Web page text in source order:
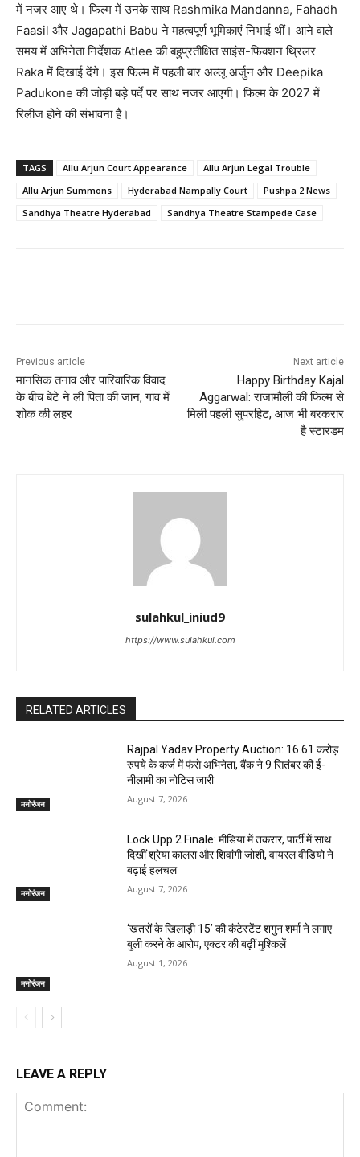
में नजर आए थे। फिल्म में उनके साथ Rashmika Mandanna, Fahadh
Faasil और Jagapathi Babu ने महत्वपूर्ण भूमिकाएं निभाई थीं। आने वाले
समय में अभिनेता निर्देशक Atlee की बहुप्रतीक्षित साइंस-फिक्शन थ्रिलर
Raka में दिखाई देंगे। इस फिल्म में पहली बार अल्लू अर्जुन और Deepika
Padukone की जोड़ी बड़े पर्दे पर साथ नजर आएगी। फिल्म के 2027 में
रिलीज होने की संभावना है।
TAGS Allu Arjun Court Appearance
Allu Arjun Legal Trouble
Allu Arjun Summons
Hyderabad Nampally Court
Pushpa 2 News
Sandhya Theatre Hyderabad
Sandhya Theatre Stampede Case
Previous article
मानसिक तनाव और पारिवारिक विवाद
के बीच बेटे ने ली पिता की जान, गांव में
शोक की लहर
Next article
Happy Birthday Kajal
Aggarwal: राजामौली की फिल्म से
मिली पहली सुपरहिट, आज भी बरकरार
है स्टारडम
sulahkul_iniud9
https://www.sulahkul.com
RELATED ARTICLES
मनोरंजन
Rajpal Yadav Property Auction: 16.61 करोड़
रुपये के कर्ज में फंसे अभिनेता, बैंक ने 9 सितंबर की ई-
नीलामी का नोटिस जारी
August 7, 2026
मनोरंजन
Lock Upp 2 Finale: मीडिया में तकरार, पार्टी में साथ
दिखीं श्रेया कालरा और शिवांगी जोशी, वायरल वीडियो ने
बढ़ाई हलचल
August 7, 2026
मनोरंजन
‘खतरों के खिलाड़ी 15’ की कंटेस्टेंट शगुन शर्मा ने लगाए
बुली करने के आरोप, एक्टर की बढ़ीं मुश्किलें
August 1, 2026
LEAVE A REPLY